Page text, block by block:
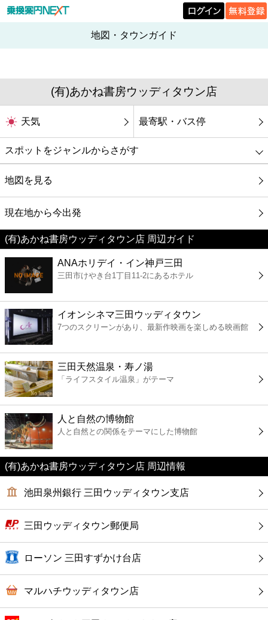
地図・タウンガイド
(有)あかね書房ウッディタウン店
天気 最寄駅・バス停
スポットをジャンルからさがす
グルメ
映画
美容
コンビニ
薬局
スーパー
エンタメ
レジャー
書店
ファミレス
ファーストフード
ショッピング
銀行
地図を見る
現在地から今出発
(有)あかね書房ウッディタウン店 周辺ガイド
ANAホリデイ・イン神戸三田
三田市けやき台1丁目11-2にあるホテル
イオンシネマ三田ウッディタウン
7つのスクリーンがあり、最新作映画を楽しめる映画館
三田天然温泉・寿ノ湯
「ライフスタイル温泉」がテーマ
人と自然の博物館
人と自然との関係をテーマにした博物館
(有)あかね書房ウッディタウン店 周辺情報
池田泉州銀行 三田ウッディタウン支店
三田ウッディタウン郵便局
ローソン 三田すずかけ台店
マルハチウッディタウン店